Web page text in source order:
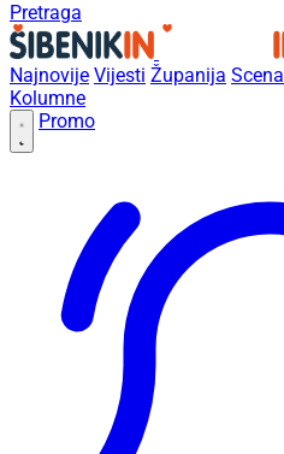
Pretraga
Najnovije Vijesti Županija Scena
Kolumne
Promo